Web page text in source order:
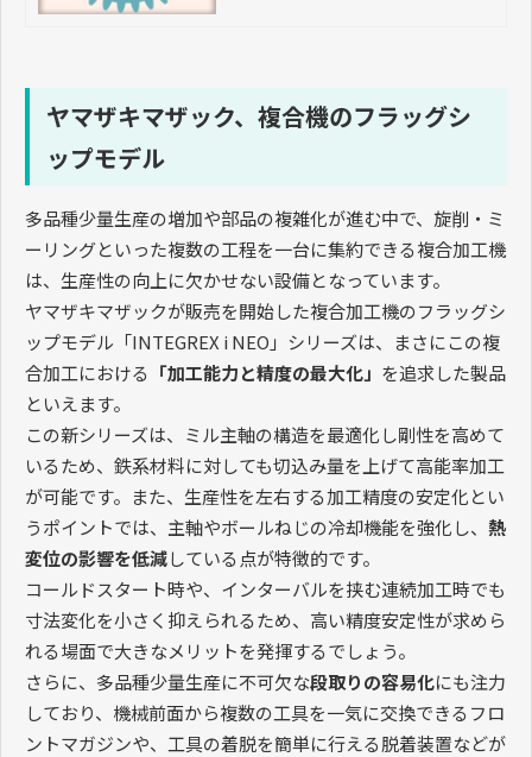
ヤマザキマザック、複合機のフラッグシ
ップモデル
多品種少量生産の増加や部品の複雑化が進む中で、旋削・ミ
ーリングといった複数の工程を一台に集約できる複合加工機
は、生産性の向上に欠かせない設備となっています。
ヤマザキマザックが販売を開始した複合加工機のフラッグシ
ップモデル「INTEGREX i NEO」シリーズは、まさにこの複
合加工における 「加工能力と精度の最大化」 を追求した製品
といえます。
この新シリーズは、ミル主軸の構造を最適化し剛性を高めて
いるため、鉄系材料に対しても切込み量を上げて高能率加工
が可能です。また、生産性を左右する加工精度の安定化とい
うポイントでは、主軸やボールねじの冷却機能を強化し、 熱
変位の影響を低減している点が特徴的です。
コールドスタート時や、インターバルを挟む連続加工時でも
寸法変化を小さく抑えられるため、高い精度安定性が求めら
れる場面で大きなメリットを発揮するでしょう。
さらに、多品種少量生産に不可欠な段取りの容易化にも注力
しており、機械前面から複数の工具を一気に交換できるフロ
ントマガジンや、工具の着脱を簡単に行える脱着装置などが